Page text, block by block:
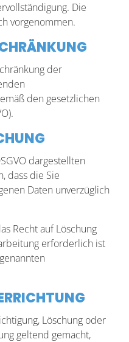
Die
vorgenommen.
der
den gesetzlichen
dargestellten
dass die Sie
Daten unverzüglich
Recht auf Löschung
erforderlich ist
Löschung oder
geltend gemacht,